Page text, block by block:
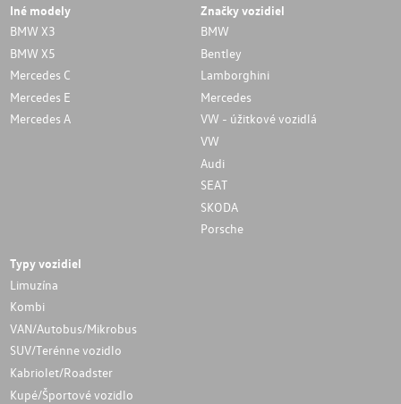
Iné modely
BMW X3
BMW X5
Mercedes C
Mercedes E
Mercedes A
Značky vozidiel
BMW
Bentley
Lamborghini
Mercedes
VW - úžitkové vozidlá
VW
Audi
SEAT
SKODA
Porsche
Typy vozidiel
Limuzína
Kombi
VAN/Autobus/Mikrobus
SUV/Terénne vozidlo
Kabriolet/Roadster
Kupé/Športové vozidlo